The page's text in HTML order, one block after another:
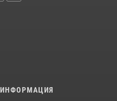
ИНФОРМАЦИЯ